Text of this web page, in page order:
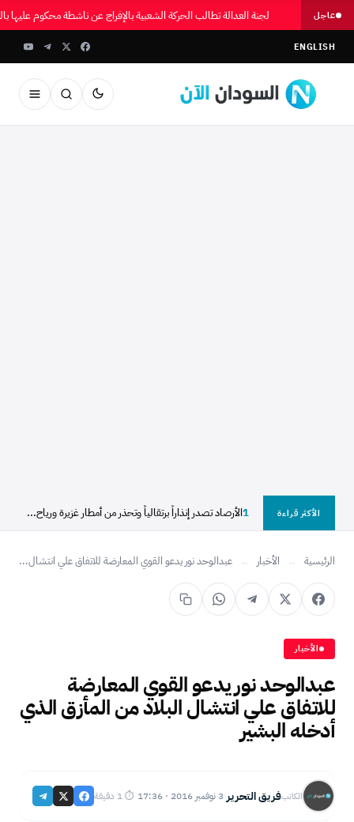
عاجل لجنة العدالة تطالب الحركة الشعبية بالإفراج عن ناشطة محكوم عليها
ENGLISH
الأكثر قراءة 1الأرصاد تصدر إنذاراً برتقالياً وتحذر من أمطار غزيرة ورياح...
الرئيسية ← الأخبار ← عبدالوحد نور يدعو القوي المعارضة للاتفاق علي انتشال...
الأخبار
عبدالوحد نور يدعو القوي المعارضة
للاتفاق علي انتشال البلاد من المأزق الذي
أدخله البشير
الكاتبفريق التحرير·3 نوفمبر 2016 · 17:36 ·⏱ 1 دقيقة